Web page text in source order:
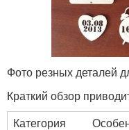
Фото резных деталей
Краткий обзор
Категория